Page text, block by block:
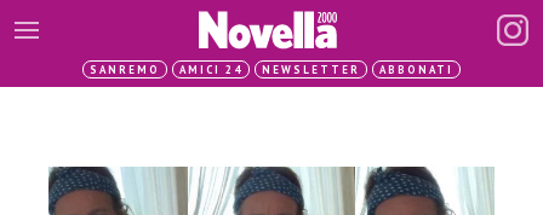
SANREMO AMICI 24 NEWSLETTER ABBONATI